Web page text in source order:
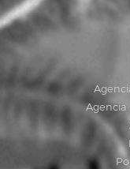
Agencia